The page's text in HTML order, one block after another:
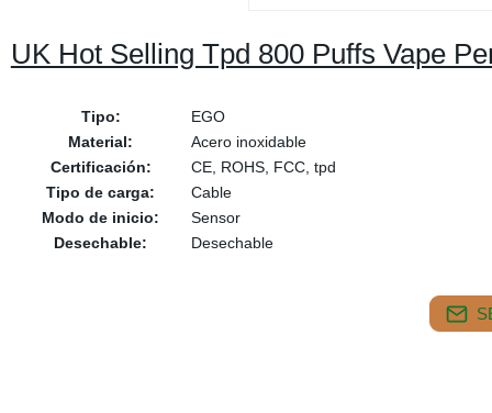
UK Hot Selling Tpd 800 Puffs Vape
Tipo:
EGO
Material:
Acero inoxidable
Certificación:
CE, ROHS, FCC, tpd
Tipo de carga:
Cable
Modo de inicio:
Sensor
Desechable:
Desechable